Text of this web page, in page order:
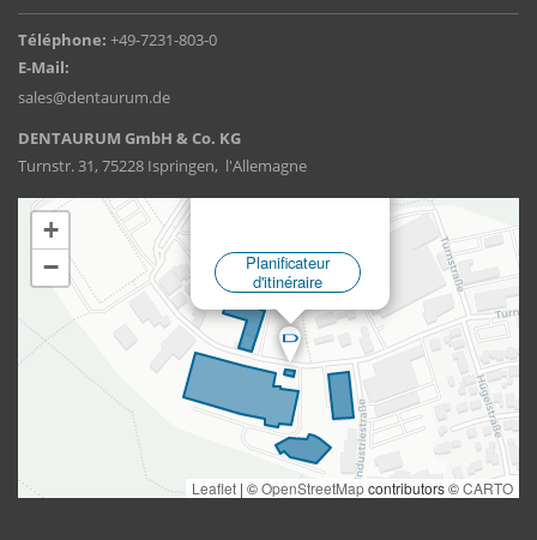
Téléphone: +49-7231-803-0
E-Mail:
sales@dentaurum.de
DENTAURUM GmbH & Co. KG
Turnstr. 31, 75228 Ispringen, l'Allemagne